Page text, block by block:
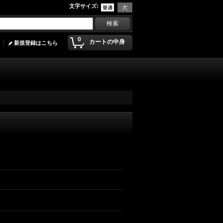
文字サイズ:
0 カートの中身
新規登録はこちら